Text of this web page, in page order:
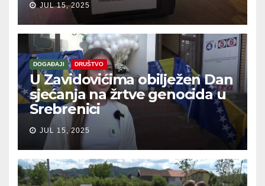
JUL 15, 2025
DOGAĐAJI DRUŠTVO
U Zavidovićima obilježen Dan
sjećanja na žrtve genocida u
Srebrenici
JUL 15, 2025